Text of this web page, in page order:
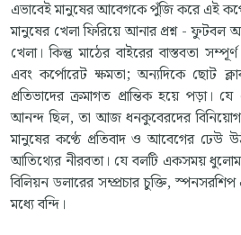
এভাবেই মানুষের আবেগকে পুঁজি করে এই
মানুষের খেলা ফিরিয়ে আনার প্রশ্ন -
খেলা। কিন্তু মাঠের বাইরের বাস্তবতা
এবং কর্পোরেট ক্ষমতা; অন্যদিকে ছোট
প্রতিভাদের ক্রমাগত প্রান্তিক হয়ে পড়া।
আনন্দ ছিল, তা আজ ধনকুবেরদের বিনিয়োগ
মানুষের কণ্ঠে প্রতিবাদ ও আবেগের
আতিথ্যের নীরবতা। যে বলটি একসময়
বিলিয়ন ডলারের সম্প্রচার চুক্তি, স্পনসরশিপ
মধ্যে বন্দি।